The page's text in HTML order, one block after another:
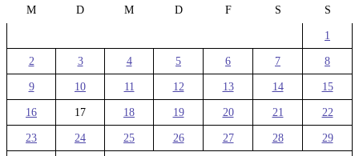
M
D M D F S S
1
2 3 4 5 6 7 8
9 10 11 12 13 14 15
16 17 18 19 20 21 22
23 24 25 26 27 28 29